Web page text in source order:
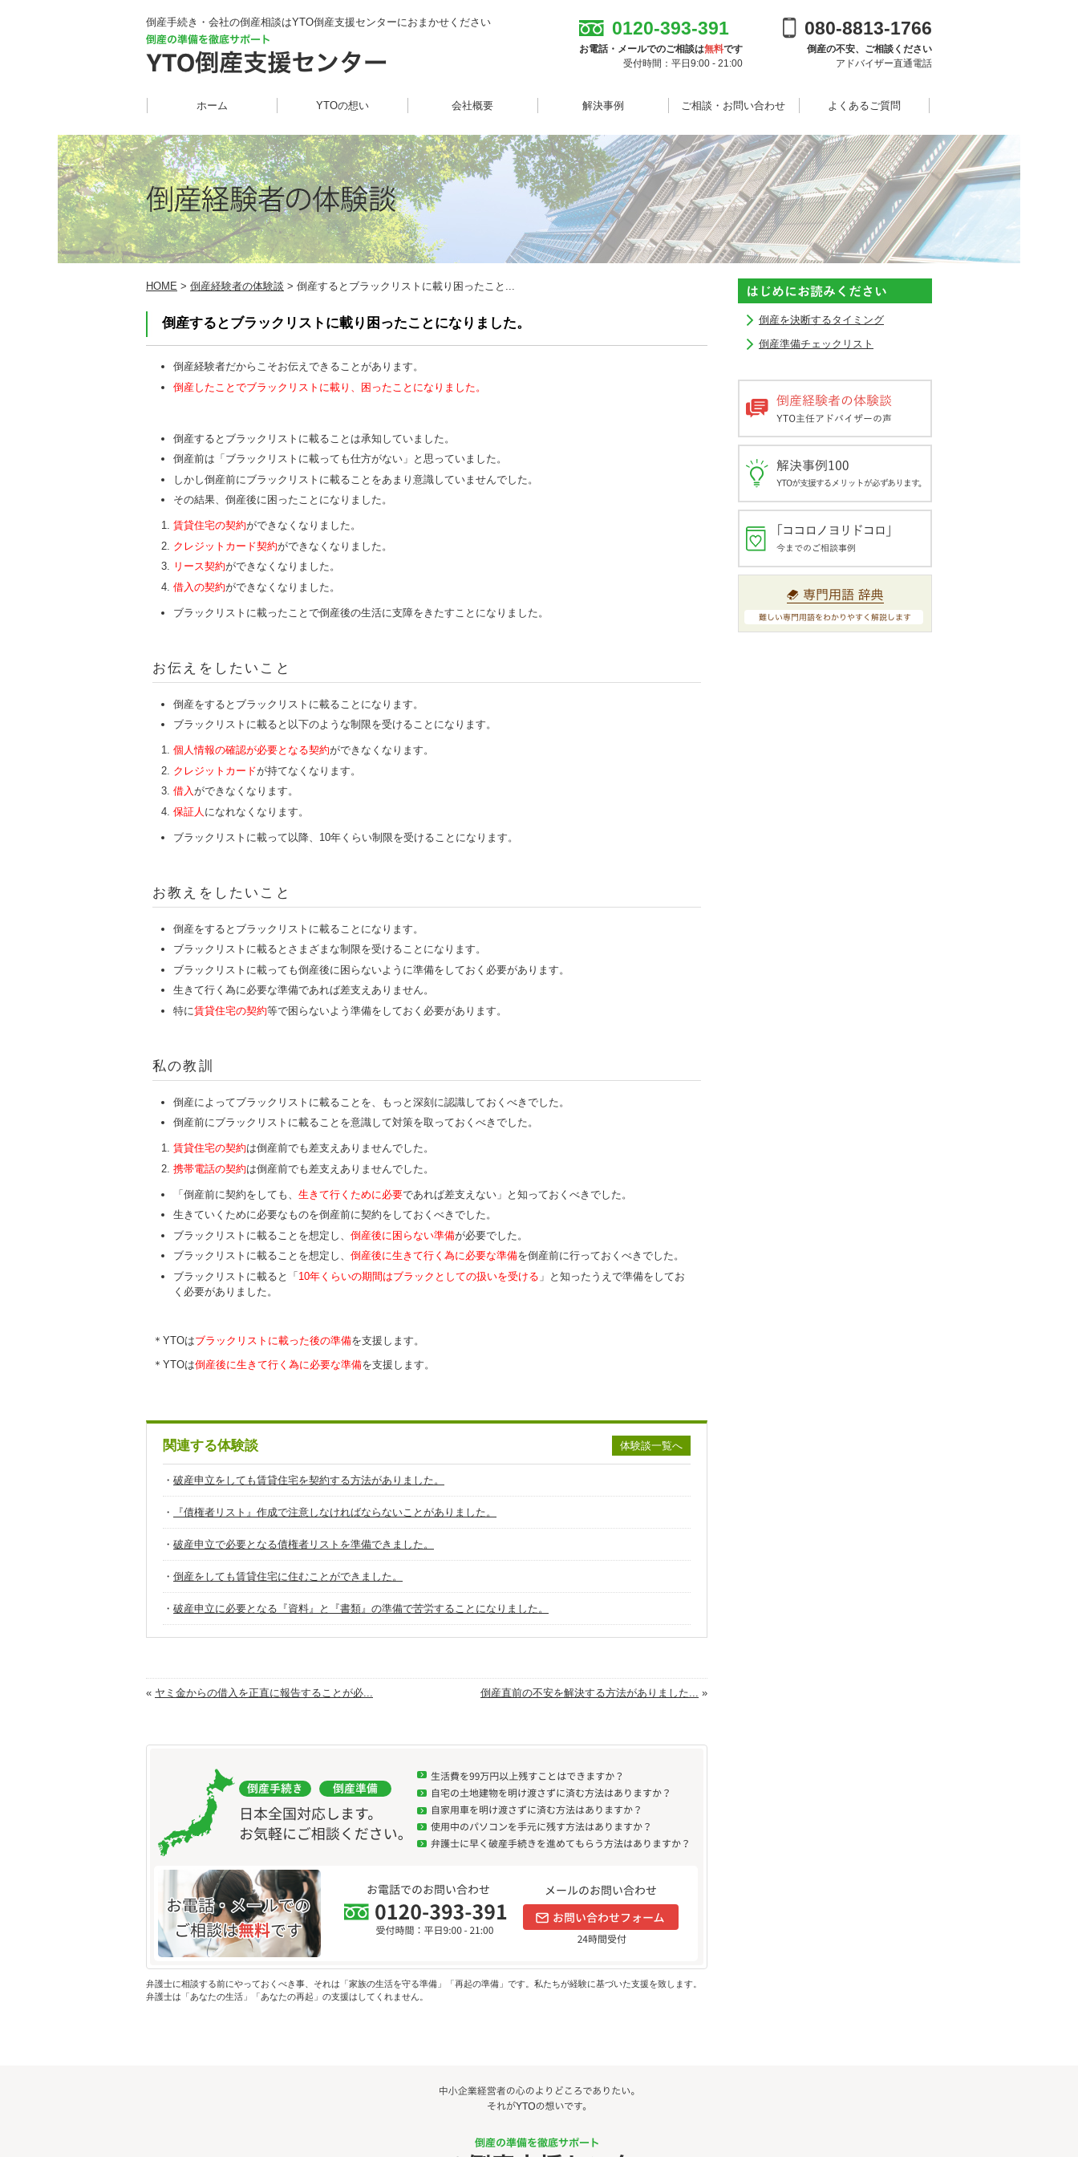
倒産手続き・会社の倒産相談はYTO倒産支援センターにおまかせください 0120-393-391
お電話・メールでのご相談は無料です
受付時間：平日9:00 - 21:00
080-8813-1766
倒産の不安、ご相談ください
アドバイザー直通電話
ホーム YTOの想い 会社概要 解決事例 ご相談・お問い合わせ よくあるご質問
倒産を決断するタイミング
倒産準備チェックリスト
HOME > 倒産経験者の体験談 > 倒産するとブラックリストに載り困ったこと...
倒産するとブラックリストに載り困ったことになりました。
倒産経験者だからこそお伝えできることがあります。
倒産したことでブラックリストに載り、困ったことになりました。
倒産するとブラックリストに載ることは承知していました。
倒産前は「ブラックリストに載っても仕方がない」と思っていました。
しかし倒産前にブラックリストに載ることをあまり意識していませんでした。
その結果、倒産後に困ったことになりました。
賃貸住宅の契約ができなくなりました。
クレジットカード契約ができなくなりました。
リース契約ができなくなりました。
借入の契約ができなくなりました。
ブラックリストに載ったことで倒産後の生活に支障をきたすことになりました。
お伝えをしたいこと
倒産をするとブラックリストに載ることになります。
ブラックリストに載ると以下のような制限を受けることになります。
個人情報の確認が必要となる契約ができなくなります。
クレジットカードが持てなくなります。
借入ができなくなります。
保証人 になれなくなります。
ブラックリストに載って以降、10年くらい制限を受けることになります。
お教えをしたいこと
倒産をするとブラックリストに載ることになります。
ブラックリストに載るとさまざまな制限を受けることになります。
ブラックリストに載っても倒産後に困らないように準備をしておく必要があります。
生きて行く為に必要な準備であれば差支えありません。
特に賃貸住宅の契約等で困らないよう準備をしておく必要があります。
私の教訓
倒産によってブラックリストに載ることを、もっと深刻に認識しておくべきでした。
倒産前にブラックリストに載ることを意識して対策を取っておくべきでした。
賃貸住宅の契約は倒産前でも差支えありませんでした。
携帯電話の契約は倒産前でも差支えありませんでした。
「倒産前に契約をしても、 生きて行くために必要であれば差支えない」と知っておくべきでした。
生きていくために必要なものを倒産前に契約をしておくべきでした。
ブラックリストに載ることを想定し、 倒産後に困らない準備が必要でした。
ブラックリストに載ることを想定し、 倒産後に生きて行く為に必要な準備を倒産前に行っておくべきでした。
ブラックリストに載ると「 10年くらいの期間はブラックとしての扱いを受ける 」と知ったうえで準備をしてお
く必要がありました。
＊YTOはブラックリストに載った後の準備を支援します。
＊YTOは倒産後に生きて行く為に必要な準備を支援します。
関連する体験談 体験談一覧へ
・ 破産申立をしても賃貸住宅を契約する方法がありました。
・ 『債権者リスト』作成で注意しなければならないことがありました。
・ 破産申立で必要となる債権者リストを準備できました。
・ 倒産をしても賃貸住宅に住むことができました。
・ 破産申立に必要となる『資料』と『書類』の準備で苦労することになりました。
« ヤミ金からの借入を正直に報告することが必... 倒産直前の不安を解決する方法がありました... »
弁護士に相談する前にやっておくべき事、それは「家族の生活を守る準備」「再起の準備」です。私たちが経験に基づいた支援を致します。
弁護士は「あなたの生活」「あなたの再起」の支援はしてくれません。